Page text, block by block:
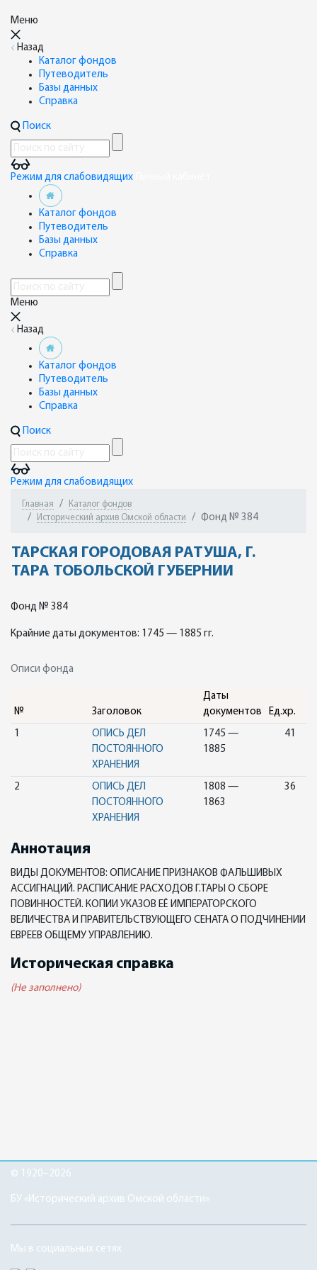
Меню
Назад
Каталог фондов
Путеводитель
Базы данных
Справка
Поиск
Режим для слабовидящих
Каталог фондов
Путеводитель
Базы данных
Справка
Меню
Назад
Каталог фондов
Путеводитель
Базы данных
Справка
Поиск
Режим для слабовидящих
Главная
Каталог фондов
Исторический архив Омской области
Фонд № 384
ТАРСКАЯ ГОРОДОВАЯ РАТУША, Г.
ТАРА ТОБОЛЬСКОЙ ГУБЕРНИИ
Фонд № 384
Крайние даты документов: 1745 — 1885 гг.
Описи фонда
№ Заголовок
Даты
документов
Ед.хр.
1
ОПИСЬ ДЕЛ
ПОСТОЯННОГО
ХРАНЕНИЯ
1745 —
1885
41
2
ОПИСЬ ДЕЛ
ПОСТОЯННОГО
ХРАНЕНИЯ
1808 —
1863
36
Аннотация
ВИДЫ ДОКУМЕНТОВ: ОПИСАНИЕ ПРИЗНАКОВ ФАЛЬШИВЫХ
АССИГНАЦИЙ. РАСПИСАНИЕ РАСХОДОВ Г.ТАРЫ О СБОРЕ
ПОВИННОСТЕЙ. КОПИИ УКАЗОВ ЕЁ ИМПЕРАТОРСКОГО
ВЕЛИЧЕСТВА И ПРАВИТЕЛЬСТВУЮЩЕГО СЕНАТА О ПОДЧИНЕНИИ
ЕВРЕЕВ ОБЩЕМУ УПРАВЛЕНИЮ.
Историческая справка
(Не заполнено)
© 1920–2026
БУ «Исторический архив Омской области»
Мы в социальных сетях